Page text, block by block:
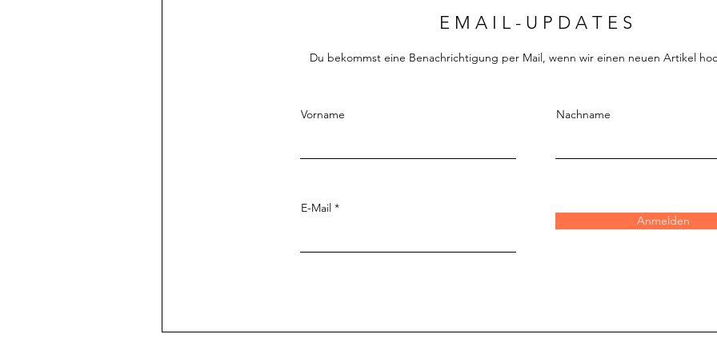
E M A I L - U P D A T E S
Du bekommst eine Benachrichtigung per Mail, wenn wir einen neuen Artikel
Vorname Nachname
E-Mail
Anmelden